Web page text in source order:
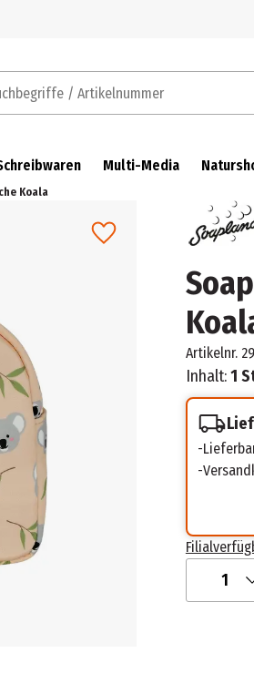
/ Artikelnummer
Multi-Media
Koala
Artikelnr.
Inhalt:1
1